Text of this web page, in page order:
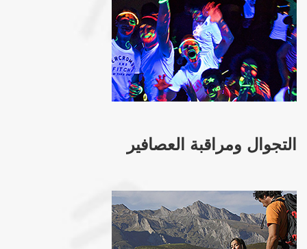
التجوال ومراقبة العصافير